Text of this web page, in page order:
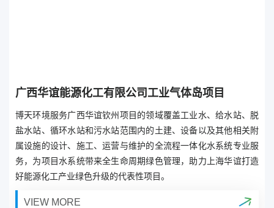
广西华谊能源化工有限公司工业气体岛项目
博天环境服务广西华谊钦州项目的领域覆盖工业水、给水站、脱
盐水站、循环水站和污水站范围内的土建、设备以及其他相关附
属设施的设计、施工、运营与维护的全流程一体化水系统专业服
务，为项目水系统带来全生命周期绿色管理，助力上海华谊打造
好能源化工产业绿色升级的代表性项目。
VIEW MORE